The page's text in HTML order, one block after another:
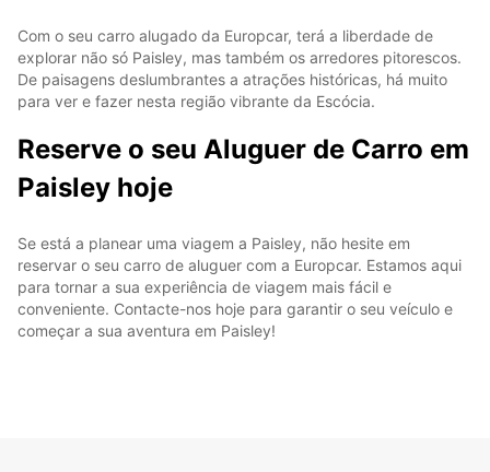
Com o seu carro alugado da Europcar, terá a liberdade de
explorar não só Paisley, mas também os arredores pitorescos.
De paisagens deslumbrantes a atrações históricas, há muito
para ver e fazer nesta região vibrante da Escócia.
Reserve o seu Aluguer de Carro em
Paisley hoje
Se está a planear uma viagem a Paisley, não hesite em
reservar o seu carro de aluguer com a Europcar. Estamos aqui
para tornar a sua experiência de viagem mais fácil e
conveniente. Contacte-nos hoje para garantir o seu veículo e
começar a sua aventura em Paisley!